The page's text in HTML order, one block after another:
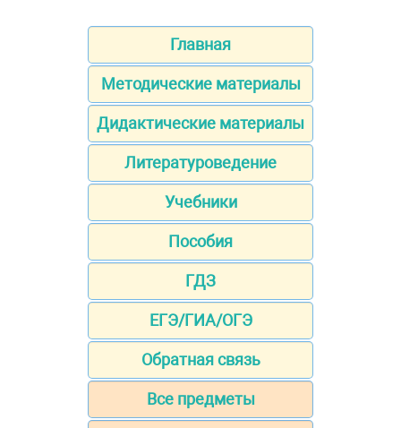
Главная
Методические материалы
Дидактические материалы
Литературоведение
Учебники
Пособия
ГДЗ
ЕГЭ/ГИА/ОГЭ
Обратная связь
Все предметы